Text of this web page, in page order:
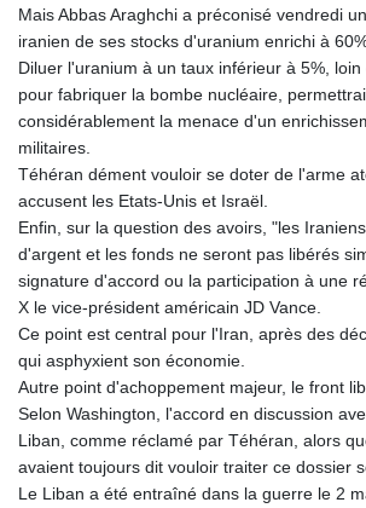
Mais Abbas Araghchi a préconisé vendredi
iranien de ses stocks d'uranium enrichi à
Diluer l'uranium à un taux inférieur à 5%,
pour fabriquer la bombe nucléaire,
considérablement la menace d'un
militaires.
Téhéran dément vouloir se doter de l'arme
accusent les Etats-Unis et Israël.
Enfin, sur la question des avoirs, "les
d'argent et les fonds ne seront pas libérés
signature d'accord ou la participation à une
X le vice-président américain JD Vance.
Ce point est central pour l'Iran, après des
qui asphyxient son économie.
Autre point d'achoppement majeur, le front
Selon Washington, l'accord en discussion
Liban, comme réclamé par Téhéran, alors
avaient toujours dit vouloir traiter ce dossier
Le Liban a été entraîné dans la guerre le 2